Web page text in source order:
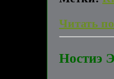
Читать
Ностиэ